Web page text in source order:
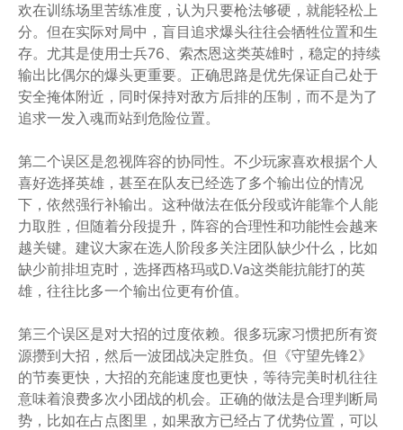
欢在训练场里苦练准度，认为只要枪法够硬，就能轻松上
分。但在实际对局中，盲目追求爆头往往会牺牲位置和生
存。尤其是使用士兵76、索杰恩这类英雄时，稳定的持续
输出比偶尔的爆头更重要。正确思路是优先保证自己处于
安全掩体附近，同时保持对敌方后排的压制，而不是为了
追求一发入魂而站到危险位置。
第二个误区是忽视阵容的协同性。不少玩家喜欢根据个人
喜好选择英雄，甚至在队友已经选了多个输出位的情况
下，依然强行补输出。这种做法在低分段或许能靠个人能
力取胜，但随着分段提升，阵容的合理性和功能性会越来
越关键。建议大家在选人阶段多关注团队缺少什么，比如
缺少前排坦克时，选择西格玛或D.Va这类能抗能打的英
雄，往往比多一个输出位更有价值。
第三个误区是对大招的过度依赖。很多玩家习惯把所有资
源攒到大招，然后一波团战决定胜负。但《守望先锋2》
的节奏更快，大招的充能速度也更快，等待完美时机往往
意味着浪费多次小团战的机会。正确的做法是合理判断局
势，比如在占点图里，如果敌方已经占了优势位置，可以